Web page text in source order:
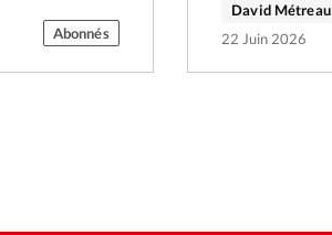
Abonnés
David Métreau
22 Juin 2026